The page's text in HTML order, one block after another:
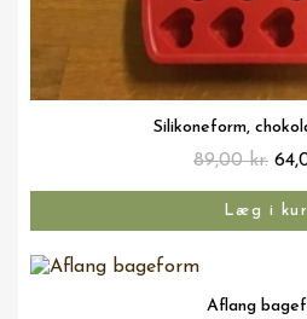
Vis her
Silikoneform,
89,00 kr.
Læg i
Vis her
Aflang